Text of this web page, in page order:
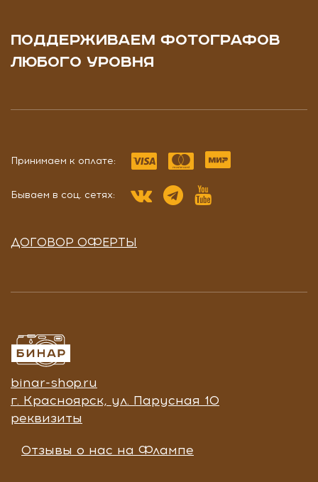
ПОДДЕРЖИВАЕМ ФОТОГРАФОВ
ЛЮБОГО УРОВНЯ
Принимаем к оплате:
Бываем в соц. сетях:
ДОГОВОР ОФЕРТЫ
binar-shop.ru
г. Красноярск, ул. Парусная 10
реквизиты
Отзывы о нас на Флампе